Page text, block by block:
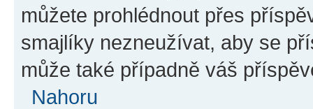
můžete prohlédnout přes
smajlíky nezneužívat, aby se
může také případně váš
Nahoru